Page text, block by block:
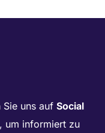
Sie uns auf Social
, um informiert zu